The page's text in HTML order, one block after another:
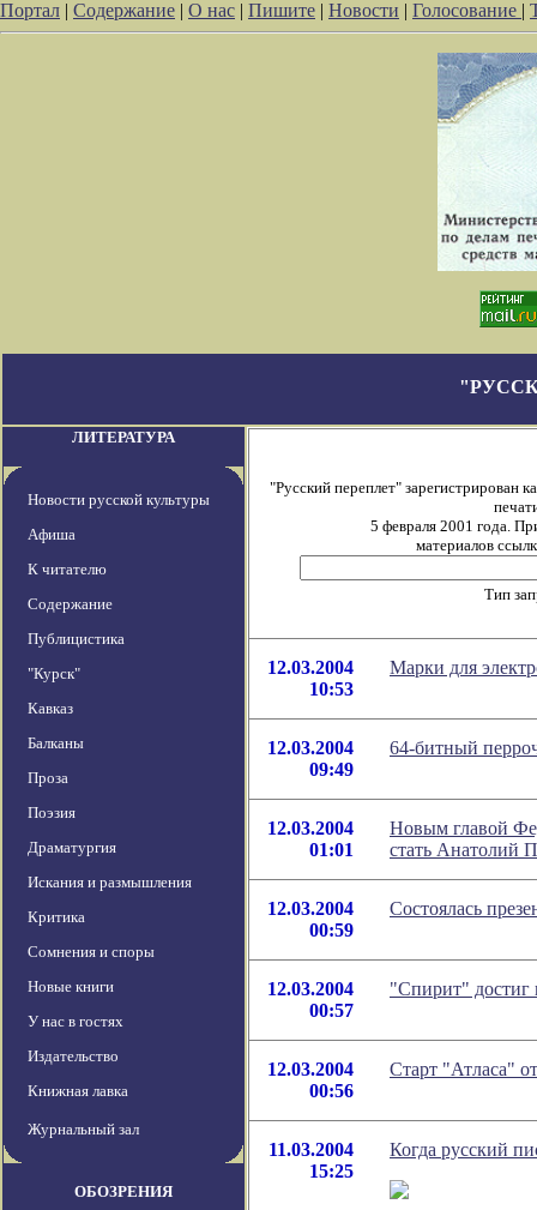
Портал | Содержание | О нас | Пишите | Новости | Голосование |
ЛИТЕРАТУРА
Новости русской культуры
Афиша
К читателю
Содержание
Публицистика
"Курск"
Кавказ
Балканы
Проза
Поэзия
Драматургия
Искания и размышления
Критика
Сомнения и споры
Новые книги
У нас в гостях
Издательство
Книжная лавка
Журнальный зал
ОБОЗРЕНИЯ
"Русский переплет" зарегистрирован
5 февраля 2001 года.
материалов
Тип
12.03.2004
10:53
Марки для
12.03.2004
09:49
64-битный
12.03.2004
01:01
Новым главой
стать Анатолий
12.03.2004
00:59
Состоялась
12.03.2004
00:57
"Спирит" достиг
12.03.2004
00:56
Старт "Атласа"
11.03.2004
15:25
Когда русский